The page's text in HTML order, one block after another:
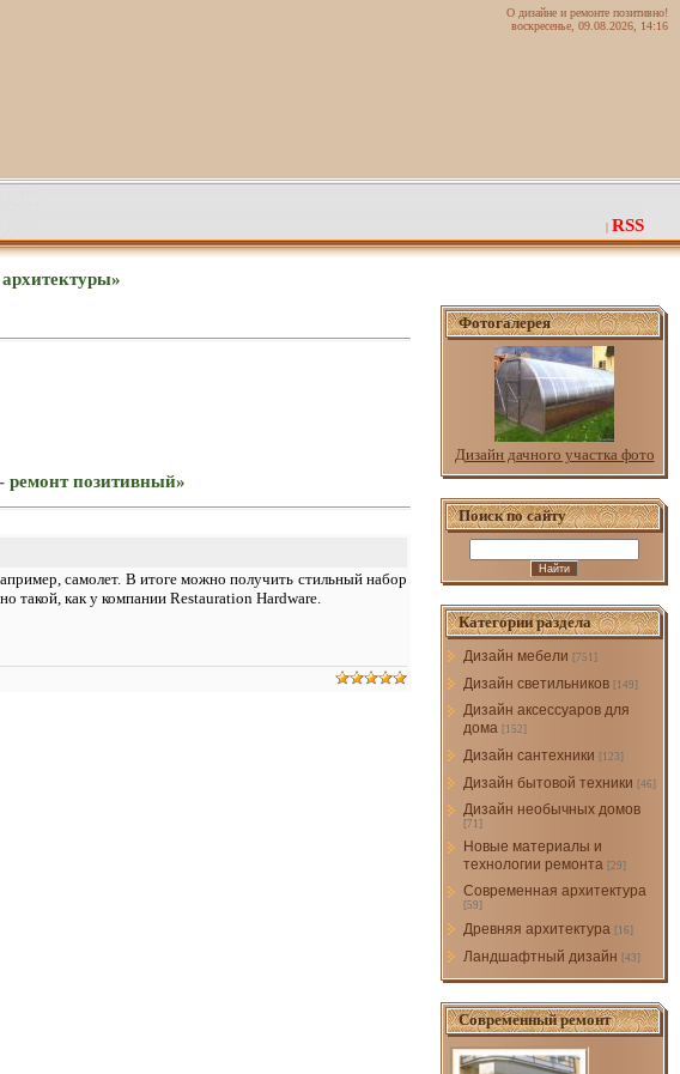
О дизайне и ремонте позитивно!
воскресенье, 09.08.2026, 14:16
| RSS
ремонт позитивный»
самолет. В итоге можно получить стильный набор
такой, как у компании Restauration Hardware.
Фотогалерея
Дизайн дачного участка фото
Поиск по сайту
Категории раздела
Дизайн мебели [751]
Дизайн светильников [149]
Дизайн аксессуаров для
дома [152]
Дизайн сантехники [123]
Дизайн бытовой техники [46]
Дизайн необычных домов
[71]
Новые материалы и
технологии ремонта [29]
Современная архитектура
[59]
Древняя архитектура [16]
Ландшафтный дизайн [43]
Современный ремонт